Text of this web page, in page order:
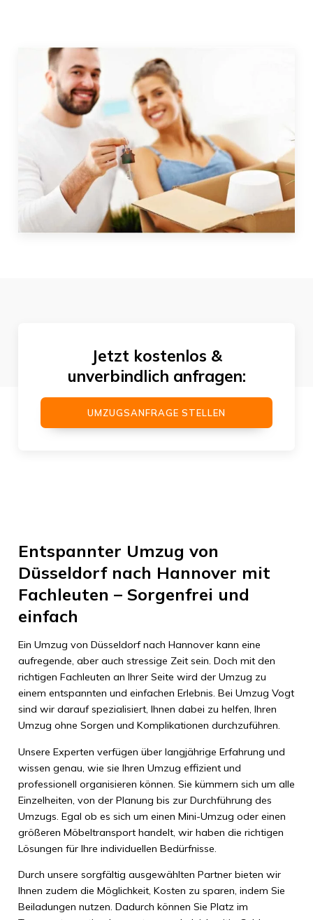
Jetzt kostenlos &
unverbindlich anfragen:
UMZUGSANFRAGE STELLEN
Entspannter Umzug von
Düsseldorf nach Hannover mit
Fachleuten – Sorgenfrei und
einfach
Ein Umzug von Düsseldorf nach Hannover kann eine
aufregende, aber auch stressige Zeit sein. Doch mit den
richtigen Fachleuten an Ihrer Seite wird der Umzug zu
einem entspannten und einfachen Erlebnis. Bei Umzug Vogt
sind wir darauf spezialisiert, Ihnen dabei zu helfen, Ihren
Umzug ohne Sorgen und Komplikationen durchzuführen.
Unsere Experten verfügen über langjährige Erfahrung und
wissen genau, wie sie Ihren Umzug effizient und
professionell organisieren können. Sie kümmern sich um alle
Einzelheiten, von der Planung bis zur Durchführung des
Umzugs. Egal ob es sich um einen Mini-Umzug oder einen
größeren Möbeltransport handelt, wir haben die richtigen
Lösungen für Ihre individuellen Bedürfnisse.
Durch unsere sorgfältig ausgewählten Partner bieten wir
Ihnen zudem die Möglichkeit, Kosten zu sparen, indem Sie
Beiladungen nutzen. Dadurch können Sie Platz im